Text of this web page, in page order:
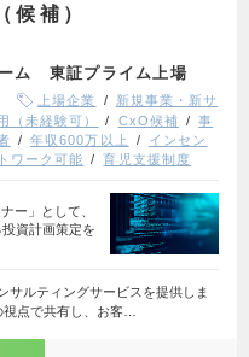
補）
ム 東証プライム上場
上場企業
新規事業・新サ
（未経験可） CxO候補
事
年収600万以上
インセン
ワーク可能 育児支援制度
ー」として、
資計画策定を
サルティングサービスを提供しま
点で共有し、お客…